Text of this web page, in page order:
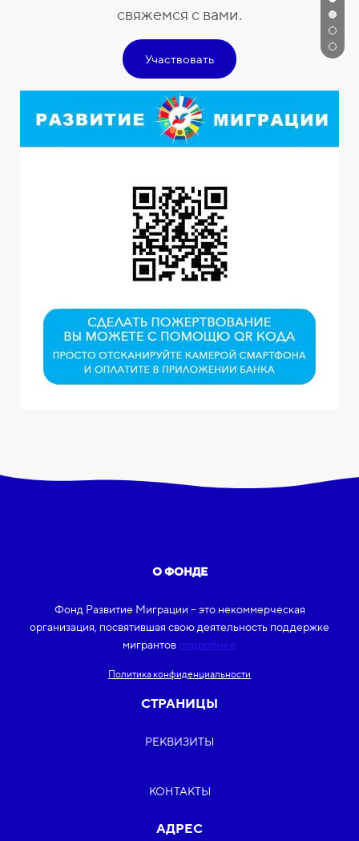
свяжемся с вами.
Участвовать
О ФОНДЕ
Фонд Развитие Миграции – это некоммерческая
организация, посвятившая свою деятельность поддержке
мигрантов подробнее
Политика конфиденциальности
СТРАНИЦЫ
РЕКВИЗИТЫ
КОНТАКТЫ
АДРЕС